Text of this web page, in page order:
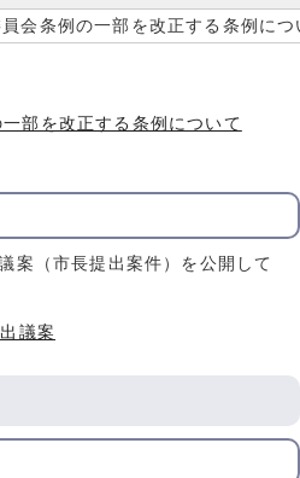
会条例の一部を改正する条例につ
部を改正する条例について
案（市長提出案件）を公開して
議案